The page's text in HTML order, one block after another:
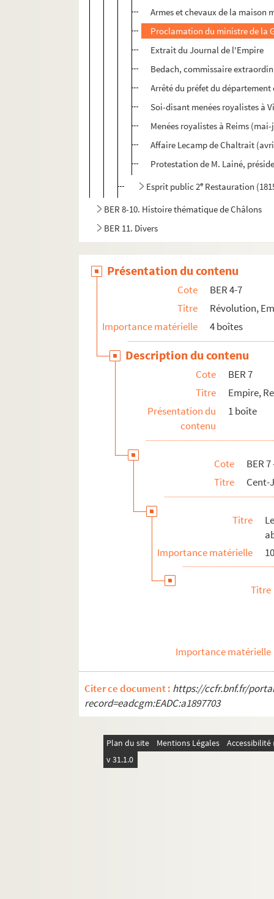
Armes et chevaux de la maison
Proclamation du ministre de la
Extrait du Journal de l'Empire
Bedach, commissaire
Arrêté du préfet du
Soi-disant menées royalistes à
Menées royalistes à Reims
Affaire Lecamp de Chaltrait
Protestation de M. Lainé,
Esprit public 2e Restauration
BER 8-10. Histoire thématique de Châlons
BER 11. Divers
Présentation du contenu
Cote
BER 4-7
Titre
Révolution,
Importance matérielle
4 boîtes
Description du contenu
Cote
BER 7
Titre
Empire,
Présentation du
contenu
1 boîte
Cote
BER 7
Titre
Cent-
Titre
Importance matérielle
Titre
Importance matérielle
Citer ce document : https://ccfr.bnf.fr/
record=eadcgm:EADC:a1897703
Plan du site Mentions Légales
v 31.1.0